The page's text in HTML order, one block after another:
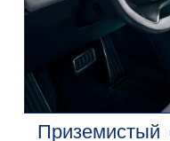
Приземистый